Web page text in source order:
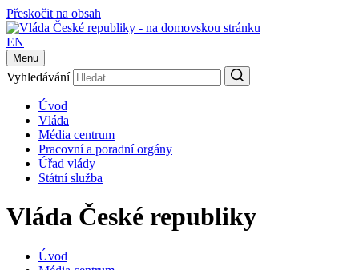
Přeskočit na obsah
EN
Menu
Vyhledávání
Úvod
Vláda
Média centrum
Pracovní a poradní orgány
Úřad vlády
Státní služba
Vláda České republiky
Úvod